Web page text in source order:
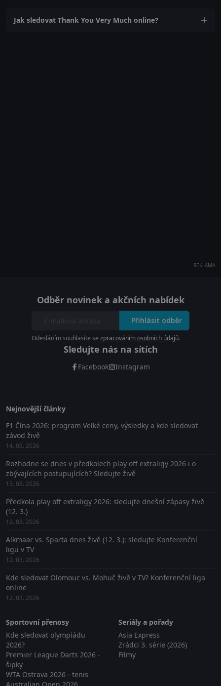
Jak sledovat Thank You Very Much online?
REKLAMA
Odběr novinek a akčních nabídek
Přihlásit odběr
Odesláním souhlasíte se zpracováním osobních údajů.
Sledujte nás na sítích
Facebook Instagram
Nejnovější články
F1 Čína 2026: program Velké ceny, výsledky a kde sledovat
závod živě
14. 03. 2026
Rozhodne se dnes v předkolech play off extraligy 2026 i o
zbývajících postupujících? Sledujte živě
13. 03. 2026
Předkola play off extraligy 2026: sledujte dnešní zápasy živě
(12. 3.)
12. 03. 2026
Alkmaar vs. Sparta dnes živě (12. 3.): sledujte Konferenční
ligu v TV
12. 03. 2026
Kde sledovat Olomouc vs. Mohuč živě v TV? Konferenční liga
online
12. 03. 2026
Sportovní přenosy
Kde sledovat olympiádu
2026?
Premier League Darts 2026 -
šipky
WTA Ostrava 2026 - tenis
Seriály a pořady
Asia Express
Zrádci 3. série (2026)
Filmy